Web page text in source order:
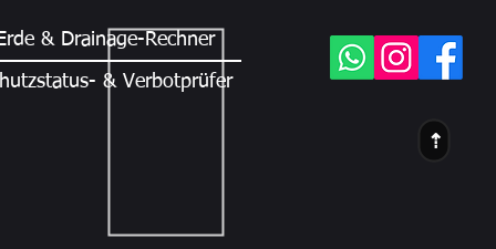
⇢
Erde & Drainage-Rechner
& Verbotprüfer